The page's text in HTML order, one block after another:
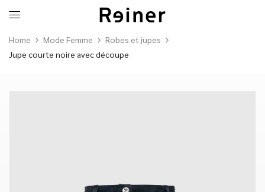
Home Mode Femme
Robes et jupes
Jupe courte noire avec découpe